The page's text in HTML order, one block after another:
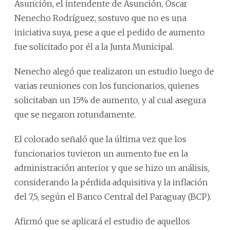
Asunción, el intendente de Asunción, Óscar
Nenecho Rodríguez, sostuvo que no es una
iniciativa suya, pese a que el pedido de aumento
fue solicitado por él a la Junta Municipal.
Nenecho alegó que realizaron un estudio luego de
varias reuniones con los funcionarios, quienes
solicitaban un 15% de aumento, y al cual asegura
que se negaron rotundamente.
El colorado señaló que la última vez que los
funcionarios tuvieron un aumento fue en la
administración anterior y que se hizo un análisis,
considerando la pérdida adquisitiva y la inflación
del 7,5, según el Banco Central del Paraguay (BCP).
Afirmó que se aplicará el estudio de aquellos